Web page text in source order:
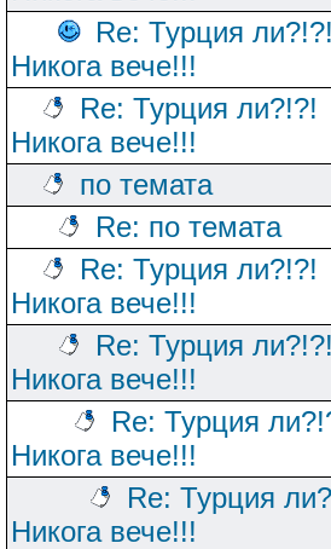
Re: Турция
Никога вече!!!
Re: Турция ли?!?!
Никога вече!!!
по темата
Re: по темата
Re: Турция ли?!?!
Никога вече!!!
Re: Турция
Никога вече!!!
Re: Турция
Никога вече!!!
Re: Турция
Никога вече!!!